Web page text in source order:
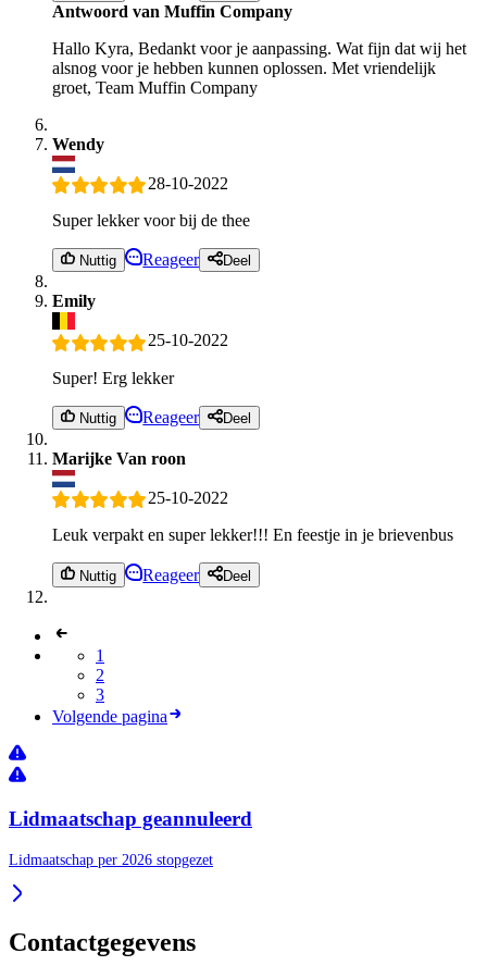
Antwoord van Muffin Company
Hallo Kyra, Bedankt voor je aanpassing. Wat fijn dat wij het
alsnog voor je hebben kunnen oplossen. Met vriendelijk
groet, Team Muffin Company
Wendy
28-10-2022
Super lekker voor bij de thee
Nuttig Reageer Deel
Emily
25-10-2022
Super! Erg lekker
Nuttig Reageer Deel
Marijke Van roon
25-10-2022
Leuk verpakt en super lekker!!! En feestje in je brievenbus
Nuttig Reageer Deel
1
2
3
Volgende pagina
Lidmaatschap geannuleerd
Lidmaatschap per 2026 stopgezet
Contactgegevens